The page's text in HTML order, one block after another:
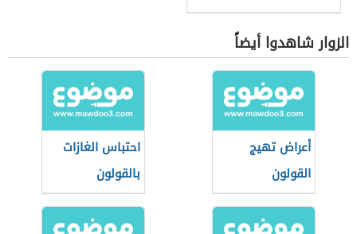
الزوار شاهدوا أيضاً
أعراض تهيج
القولون
احتباس الغازات
بالقولون